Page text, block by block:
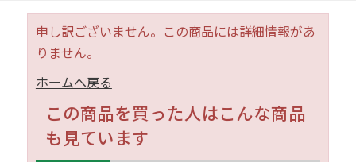
申し訳ございません。この商品には詳細情報があ
りません。
ホームへ戻る
この商品を買った人はこんな商品
も見ています